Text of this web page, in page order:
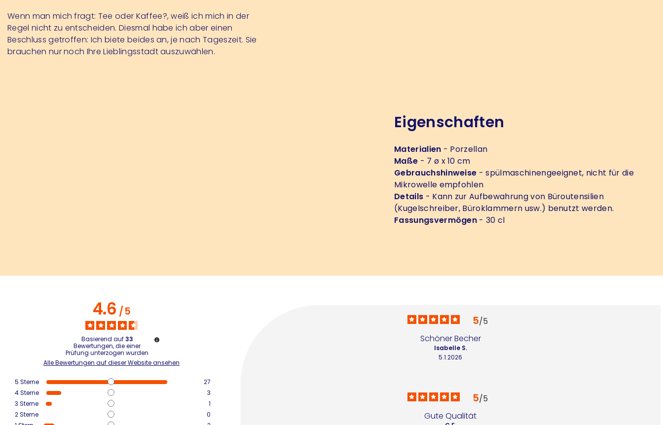
Wenn man mich fragt: Tee oder Kaffee?, weiß ich mich in der
Regel nicht zu entscheiden. Diesmal habe ich aber einen
Beschluss getroffen: Ich biete beides an, je nach Tageszeit. Sie
brauchen nur noch Ihre Lieblingsstadt auszuwählen.
Eigenschaften
Materialien - Porzellan
Maße - 7 ø x 10 cm
Gebrauchshinweise - spülmaschinengeeignet, nicht für die
Mikrowelle empfohlen
Details - Kann zur Aufbewahrung von Büroutensilien
(Kugelschreiber, Büroklammern usw.) benutzt werden.
Fassungsvermögen - 30 cl
4.6/5
Basierend auf33
Bewertungen, die einer
Prüfung unterzogen wurden
Alle Bewertungen auf dieser Website ansehen
5 Sterne
27
4Sterne
3
3 Sterne
1
2Sterne
0
5/5
Schöner Becher
5.1.2026
Isabelle S.
5/5
Gute Qualität